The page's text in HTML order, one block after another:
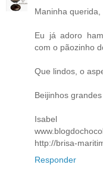
Maninha querida,
Eu já adoro
com o pãozinho
Que lindos, o
Beijinhos
Isabel
http://brisa-
Responder